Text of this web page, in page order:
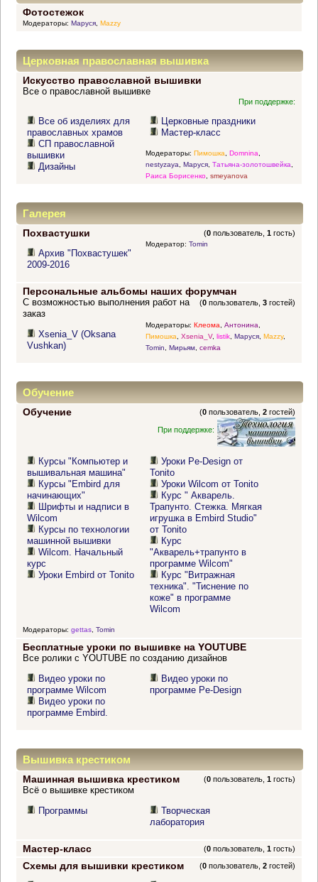
Фотостежок
Модераторы: Маруся, Mazzy
Церковная православная вышивка
Искусство православной вышивки
Все о православной вышивке
При поддержке:
Все об изделиях для
православных храмов
СП православной
вышивки
Дизайны
Церковные праздники
Мастер-класс
Модераторы: Пимошка Domnina
nestyzaya
Маруся, Татьяна-золотошвейка
Раиса Борисенко, smeyanova
Галерея
Похвастушки (0 пользователь,1 гость)
Архив "Похвастушек"
2009-2016
Модератор: Tomin
Персональные альбомы наших форумчан
(0 пользователь,3 гостей)
С возможностью выполнения работ на
заказ
Xsenia_V (Oksana
Vushkan)
Модераторы: Клеома, Антонина,
Пимошка, Xsenia_V, listik, Маруся, Mazzy,
Tomin, Мирьям, cemka
Обучение
Обучение (0 пользователь,2 гостей)
При поддержке:
Курсы "Компьютер и
вышивальная машина"
Курсы "Embird для
начинающих"
Шрифты и надписи в
Wilcom
Курсы по технологии
машинной вышивки
Wilcom. Начальный
курс
Уроки Embird от Tonito
Уроки Pe-Design от
Tonito
Уроки Wilcom от Tonito
Курс " Акварель.
Трапунто. Стежка. Мягкая
игрушка в Embird Studio"
от Tonito
Курс
"Акварель+трапунто в
программе Wilcom"
Курс "Витражная
техника". "Тиснение по
коже" в программе
Wilcom
Модераторы: gettas, Tomin
Бесплатные уроки по вышивке на YOUTUBE
Все ролики с YOUTUBE по созданию дизайнов
Видео уроки по
программе Wilcom
Видео уроки по
программе Embird.
Видео уроки по
программе Pe-Design
Вышивка крестиком
Машинная вышивка крестиком (0 пользователь,1 гость)
Всё о вышивке крестиком
Программы
Творческая
лаборатория
Мастер-класс (0 пользователь,1 гость)
Схемы для вышивки крестиком (0 пользователь,2 гостей)